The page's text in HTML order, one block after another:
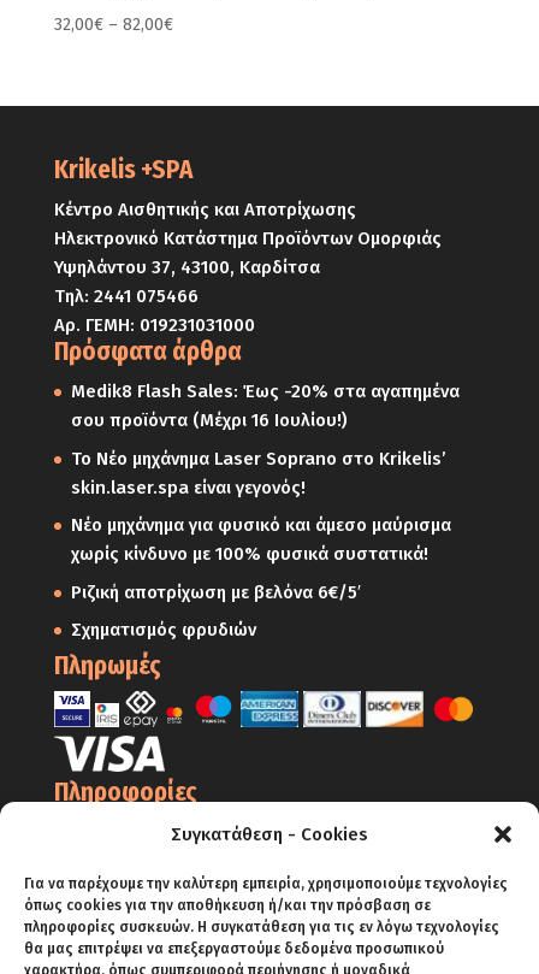
Συγκατάθεση - Cookies
Για να παρέχουμε την καλύτερη εμπειρία, χρησιμοποιούμε τεχνολογίες
όπως cookies για την αποθήκευση ή/και την πρόσβαση σε
πληροφορίες συσκευών. Η συγκατάθεση για τις εν λόγω τεχνολογίες
θα μας επιτρέψει να επεξεργαστούμε δεδομένα προσωπικού
χαρακτήρα, όπως συμπεριφορά περιήγησης ή μοναδικά
32,00€ – 82,00€Price
through
Krikelis +SPA
Κέντρο Αισθητικής και Αποτρίχωσης
Ηλεκτρονικό Κατάστημα Προϊόντων Ομορφιάς
Υψηλάντου 37, 43100, Καρδίτσα
Τηλ: 2441 075466
Αρ. ΓΕΜΗ: 019231031000
Πρόσφατα άρθρα
Medik8 Flash Sales: Έως -20% στα αγαπημένα
σου προϊόντα (Μέχρι 16 Ιουλίου!)
Το Νέο μηχάνημα Laser Soprano στο Krikelis’
skin.laser.spa είναι γεγονός!
Νέο μηχάνημα για φυσικό και άμεσο μαύρισμα
χωρίς κίνδυνο με 100% φυσικά συστατικά!
Ριζική αποτρίχωση με βελόνα 6€/5′
Σχηματισμός φρυδιών
Πληρωμές
Πληροφορίες
Ο Λογαριασμός μου
Πολιτική Απορρήτου – Cookies
Πολιτική Επιστροφών